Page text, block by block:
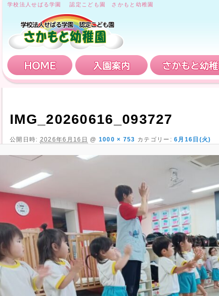
学校法人せばる学園 認定こども園 さかもと幼稚園
HOME 入園案内
IMG_20260616_093727
公開日時: 2026年6月16日 @ 1000 × 753 カテゴリー:6月16日(火)